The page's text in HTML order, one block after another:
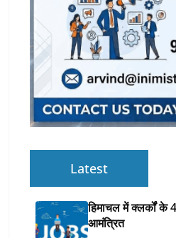
Latest
हिमाचल में क्लर्कों के
आमंत्रित